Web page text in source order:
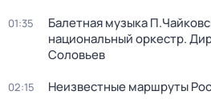
01:35
Балетная музыка
национальный оркестр.
Соловьев
02:15 Неизвестные маршруты